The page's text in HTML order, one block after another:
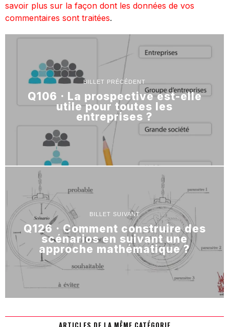
savoir plus sur la façon dont les données de vos
commentaires sont traitées.
BILLET PRÉCÉDENT
Q106 · La prospective est-elle
utile pour toutes les
entreprises ?
BILLET SUIVANT
Q126 · Comment construire des
scénarios en suivant une
approche mathématique ?
ARTICLES DE LA MÊME CATÉGORIE